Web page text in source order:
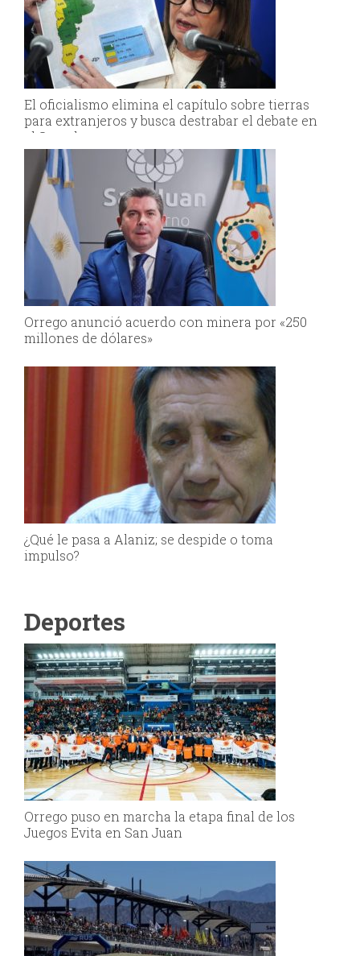
El oficialismo elimina el capítulo sobre tierras
para extranjeros y busca destrabar el debate en
el Senado
Orrego anunció acuerdo con minera por «250
millones de dólares»
¿Qué le pasa a Alaniz; se despide o toma
impulso?
Deportes
Orrego puso en marcha la etapa final de los
Juegos Evita en San Juan